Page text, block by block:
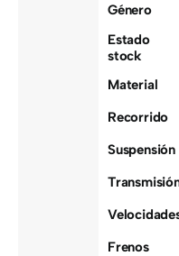
Género
Estado
stock
Material
Recorrido
Suspensión
Frenos